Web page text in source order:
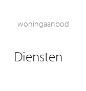
woningaanbod
Diensten